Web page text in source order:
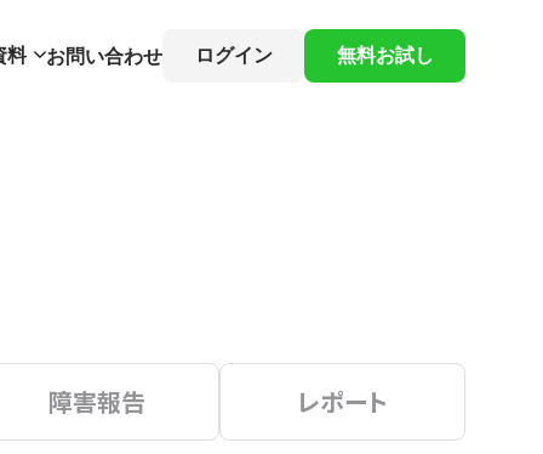
料 お問い合わせ ログイン 無料お試し
障害報告 レポート